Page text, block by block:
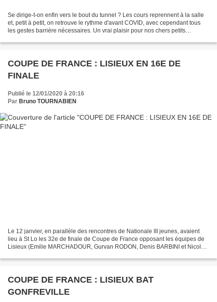
Se dirige-t-on enfin vers le bout du tunnel ? Les cours reprennent à la salle
et, petit à petit, on retrouve le rythme d'avant COVID, avec cependant tous
les gestes barrière nécessaires. Un vrai plaisir pour nos chers petits
COUPE DE FRANCE : LISIEUX EN 16E DE
FINALE
Publié le 12/01/2020 à 20:16
Par Bruno TOURNABIEN
Le 12 janvier, en parallèle des rencontres de Nationale III jeunes, avaient
lieu à St Lo les 32e de finale de Coupe de France opposant les équipes de
Lisieux (Emilie MARCHADOUR, Gurvan RODON, Denis BARBINI et Nicolas
COUPE DE FRANCE : LISIEUX BAT
GONFREVILLE